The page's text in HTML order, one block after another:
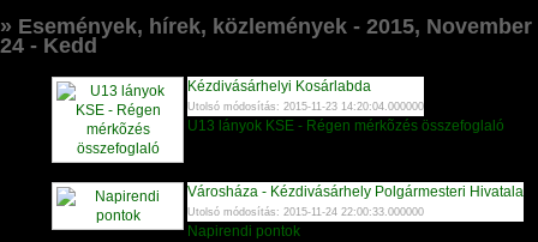
» Események, hírek, közlemények - 2015, November
24 - Kedd
Kézdivásárhelyi Kosárlabda
Utolsó módosítás: 2015-11-23 14:20:04.000000
U13 lányok KSE - Régen mérkõzés összefoglaló
Városháza - Kézdivásárhely Polgármesteri Hivatala
Utolsó módosítás: 2015-11-24 22:00:33.000000
Napirendi pontok